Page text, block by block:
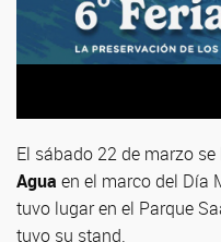
El sábado 22 de marzo
Agua en el marco del Día
tuvo lugar en el Parque
tuvo su stand.